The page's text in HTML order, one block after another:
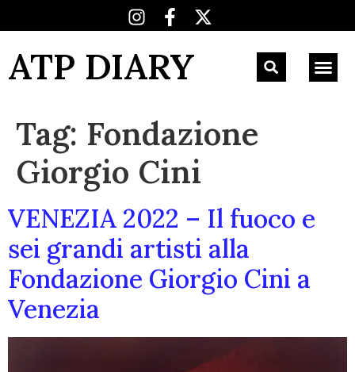
ATP DIARY
Tag: Fondazione
Giorgio Cini
VENEZIA 2022 – Il fuoco e
sei grandi artisti alla
Fondazione Giorgio Cini a
Venezia